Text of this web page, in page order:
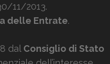
11/2013.
delle Entrate.
dal Consiglio di Stato